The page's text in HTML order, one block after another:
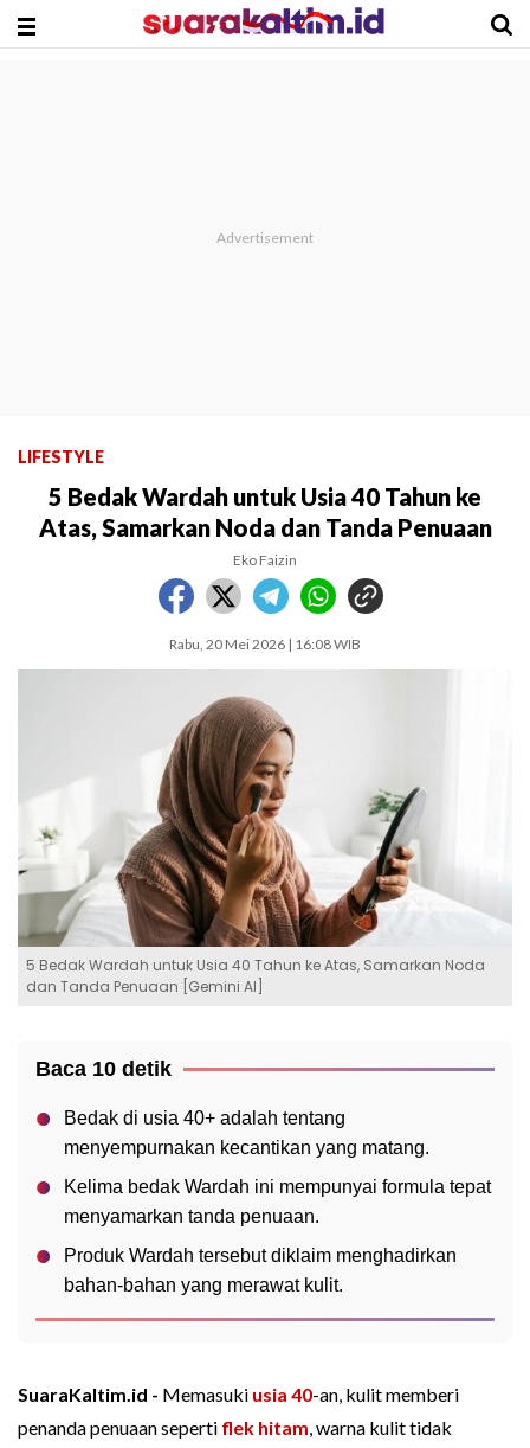
LIFESTYLE
5 Bedak Wardah untuk Usia 40 Tahun ke
Atas, Samarkan Noda dan Tanda Penuaan
Eko Faizin
Rabu, 20 Mei 2026 | 16:08 WIB
5 Bedak Wardah untuk Usia 40 Tahun ke Atas, Samarkan Noda
dan Tanda Penuaan [Gemini AI]
Baca 10 detik
Bedak di usia 40+ adalah tentang
menyempurnakan kecantikan yang matang.
Kelima bedak Wardah ini mempunyai formula tepat
menyamarkan tanda penuaan.
Produk Wardah tersebut diklaim menghadirkan
bahan-bahan yang merawat kulit.
SuaraKaltim.id - Memasuki usia 40-an, kulit memberi
penanda penuaan seperti flek hitam, warna kulit tidak